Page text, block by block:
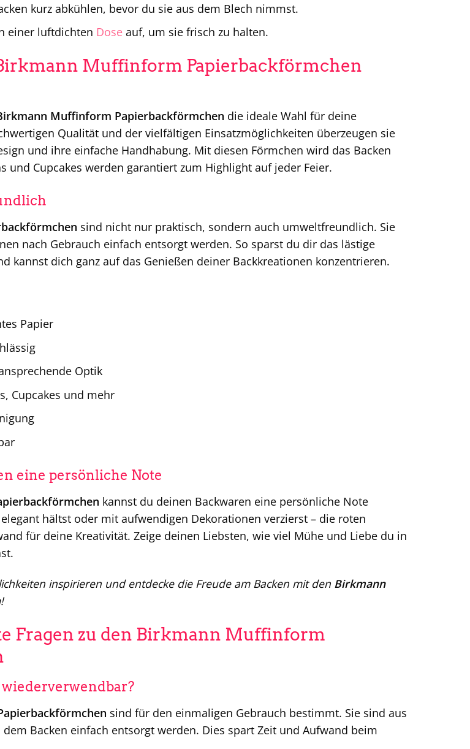
kurz abkühlen, bevor du sie aus dem Blech nimmst.
einer luftdichten Doseauf, um sie frisch zu halten.
Muffinform Papierbackförmchen
Muffinform Papierbackförmchen die ideale Wahl für deine
Qualität und der vielfältigen Einsatzmöglichkeiten überzeugen sie
und ihre einfache Handhabung. Mit diesen Förmchen wird das Backen
und Cupcakes werden garantiert zum Highlight auf jeder Feier.
sind nicht nur praktisch, sondern auch umweltfreundlich. Sie
nach Gebrauch einfach entsorgt werden. So sparst du dir das lästige
kannst dich ganz auf das Genießen deiner Backkreationen konzentrieren.
Papier
Optik
Cupcakes und mehr
eine persönliche Note
kannst du deinen Backwaren eine persönliche Note
hältst oder mit aufwendigen Dekorationen verzierst – die roten
für deine Kreativität. Zeige deinen Liebsten, wie viel Mühe und Liebe du in
inspirieren und entdecke die Freude am Backen mit den Birkmann
!
Fragen zu den Birkmann Muffinform
sind für den einmaligen Gebrauch bestimmt. Sie sind aus
Backen einfach entsorgt werden. Dies spart Zeit und Aufwand beim